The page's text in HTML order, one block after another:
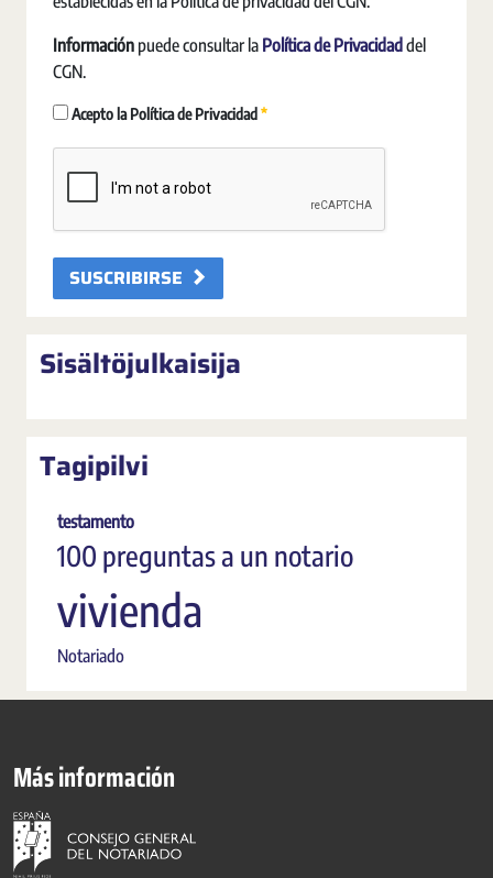
Información puede consultar la Política de Privacidad del
CGN.
Acepto la Política de Privacidad Pakollinen
SUSCRIBIRSE
Sisältöjulkaisija
Tagipilvi
testamento
100 preguntas a un notario
vivienda
Notariado
Más información